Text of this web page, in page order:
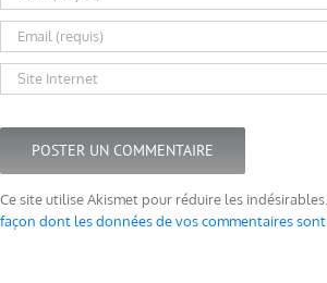
Ce site utilise Akismet pour réduire les indésirables.
façon dont les données de vos commentaires